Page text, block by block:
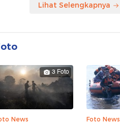
Lihat Selengkapnya
3 Foto
News Foto News